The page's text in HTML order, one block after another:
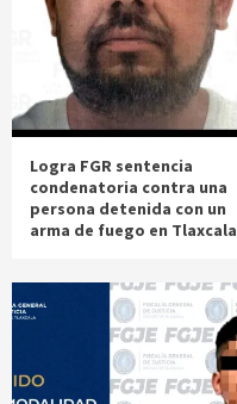
Logra FGR sentencia
condenatoria contra una
persona detenida con un
arma de fuego en Tlaxcala